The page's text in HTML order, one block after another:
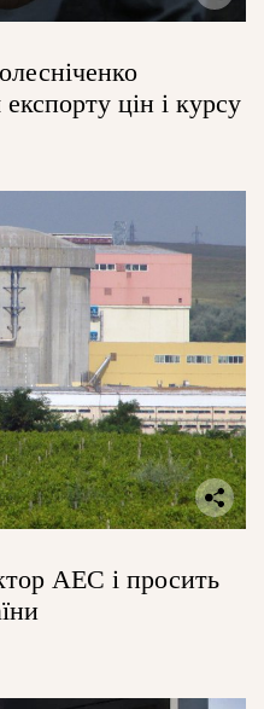
цін і курсу
АЕС і просить